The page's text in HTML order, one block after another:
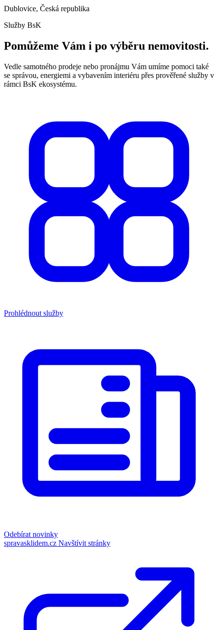
Dublovice, Česká republika
Služby BsK
Pomůžeme Vám i po výběru nemovitosti.
Vedle samotného prodeje nebo pronájmu Vám umíme pomoci také
se správou, energiemi a vybavením interiéru přes prověřené služby v
rámci BsK ekosystému.
Prohlédnout služby
Odebírat novinky
spravasklidem.cz Navštívit stránky